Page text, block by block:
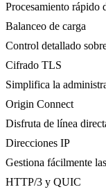
Procesamiento rápido
Balanceo de carga
Control detallado
Cifrado TLS
Simplifica la
Origin Connect
Disfruta de línea
Direcciones IP
Gestiona fácilmente
HTTP/3 y QUIC